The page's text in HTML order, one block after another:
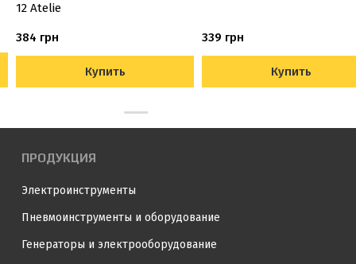
12 Atelie
384 грн
Купить
339 грн
Купить
ПРОДУКЦИЯ
Электроинструменты
Пневмоинструменты и оборудование
Генераторы и электрооборудование